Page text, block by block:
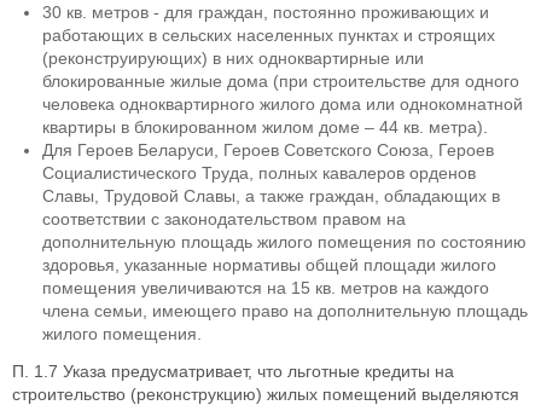
30 кв. метров - для граждан, постоянно проживающих и
работающих в сельских населенных пунктах и строящих
(реконструирующих) в них одноквартирные или
блокированные жилые дома (при строительстве для одного
человека одноквартирного жилого дома или однокомнатной
квартиры в блокированном жилом доме – 44 кв. метра).
Для Героев Беларуси, Героев Советского Союза, Героев
Социалистического Труда, полных кавалеров орденов
Славы, Трудовой Славы, а также граждан, обладающих в
соответствии с законодательством правом на
дополнительную площадь жилого помещения по состоянию
здоровья, указанные нормативы общей площади жилого
помещения увеличиваются на 15 кв. метров на каждого
члена семьи, имеющего право на дополнительную площадь
жилого помещения.
П. 1.7 Указа предусматривает, что льготные кредиты на
строительство (реконструкцию) жилых помещений выделяются